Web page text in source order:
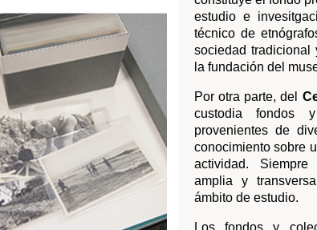
conocimiento sobre una época, un territorio o una
actividad. Siempre desde una aproximación
amplia y transversal relacionada con nuestro
ámbito de estudio.
Los fondos y colecciones que forman parte
Centro de la Imagen
organización, instalación, descripción y
digitalización. Como primer paso en la política de
difusión, queremos empezar a informar sobre
algunos grupos de imagenes donde el trabajo
esta más avanzado.